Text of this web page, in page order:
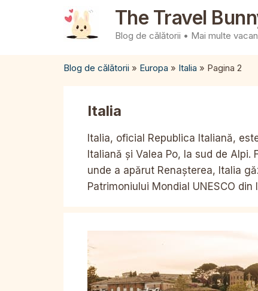
The Travel
Blog de călătorii • Mai multe
Blog de călătorii » Europa » Italia » Pagina 2
Italia
Italia, oficial Republica Italiană,
Italiană și Valea Po, la sud de
unde a apărut Renașterea, Italia
Patrimoniului Mondial UNESCO